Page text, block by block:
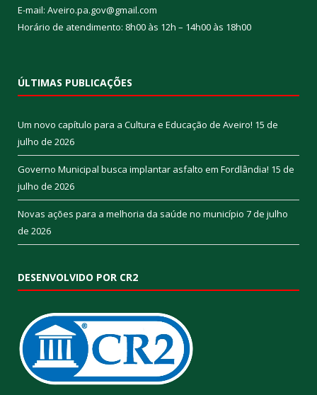
E-mail: Aveiro.pa.gov@gmail.com
Horário de atendimento: 8h00 às 12h – 14h00 às 18h00
ÚLTIMAS PUBLICAÇÕES
Um novo capítulo para a Cultura e Educação de Aveiro! 15 de
julho de 2026
Governo Municipal busca implantar asfalto em Fordlândia! 15 de
julho de 2026
Novas ações para a melhoria da saúde no município 7 de julho
de 2026
DESENVOLVIDO POR CR2